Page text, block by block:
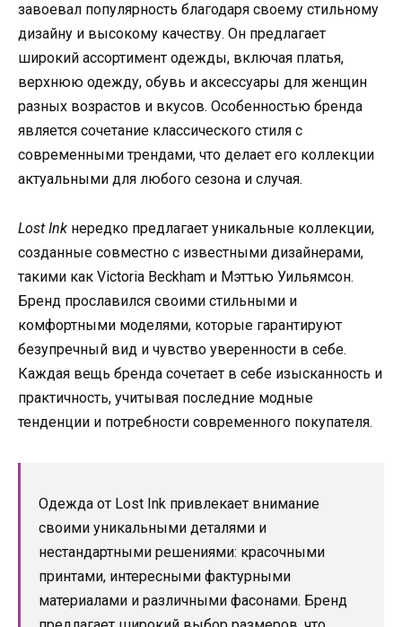
завоевал популярность благодаря своему стильному
дизайну и высокому качеству. Он предлагает
широкий ассортимент одежды, включая платья,
верхнюю одежду, обувь и аксессуары для женщин
разных возрастов и вкусов. Особенностью бренда
является сочетание классического стиля с
современными трендами, что делает его коллекции
актуальными для любого сезона и случая.
Lost Ink нередко предлагает уникальные коллекции,
созданные совместно с известными дизайнерами,
такими как Victoria Beckham и Мэттью Уильямсон.
Бренд прославился своими стильными и
комфортными моделями, которые гарантируют
безупречный вид и чувство уверенности в себе.
Каждая вещь бренда сочетает в себе изысканность и
практичность, учитывая последние модные
тенденции и потребности современного покупателя.
Одежда от Lost Ink привлекает внимание
своими уникальными деталями и
нестандартными решениями: красочными
принтами, интересными фактурными
материалами и различными фасонами. Бренд